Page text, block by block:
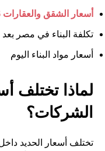
أسعار الشقق والعقارات 2026
تكلفة البناء في مصر بعد
أسعار مواد البناء اليوم
لماذا تختلف
الشركات؟
تختلف أسعار الحديد